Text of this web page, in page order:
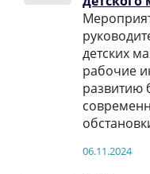
детских
рабочие
развитию
06.11.2024